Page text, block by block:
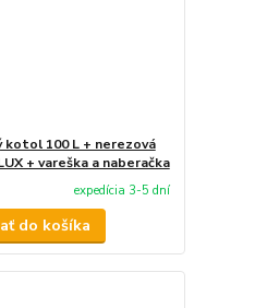
kotol 100 L + nerezová
+ vareška a naberačka
expedícia 3-5 dní
do košíka